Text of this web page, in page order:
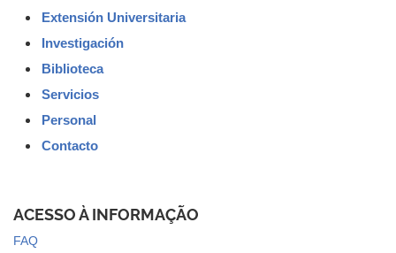
Extensión Universitaria
Investigación
Biblioteca
Servicios
Personal
Contacto
ACESSO À INFORMAÇÃO
FAQ